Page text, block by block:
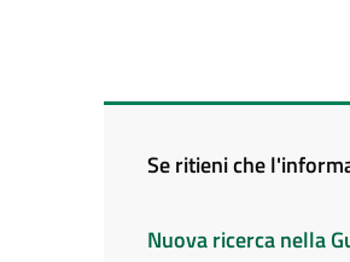
Se ritieni che
Nuova ricerca nella